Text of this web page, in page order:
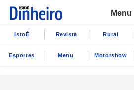
Menu
IstoÉ Revista Rural
Esportes Menu Motorshow